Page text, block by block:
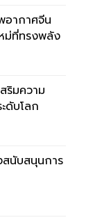
อากาศจีน
ม่ที่ทรงพลัง
ริมความ
ดับโลก
สนับสนุนการ